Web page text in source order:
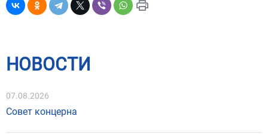
НОВОСТИ
07.08.2026
Совет концерна